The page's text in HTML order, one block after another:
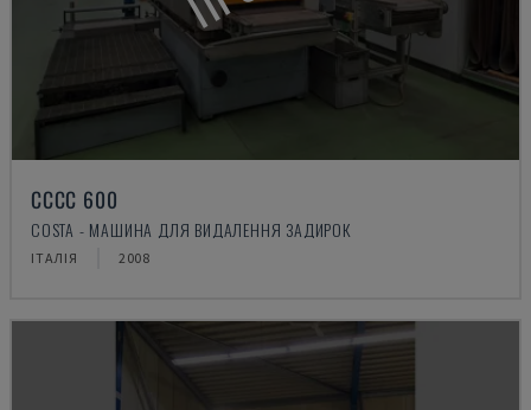
CCCC 600
COSTA - МАШИНА ДЛЯ ВИДАЛЕННЯ ЗАДИРОК
ІТАЛІЯ 2008